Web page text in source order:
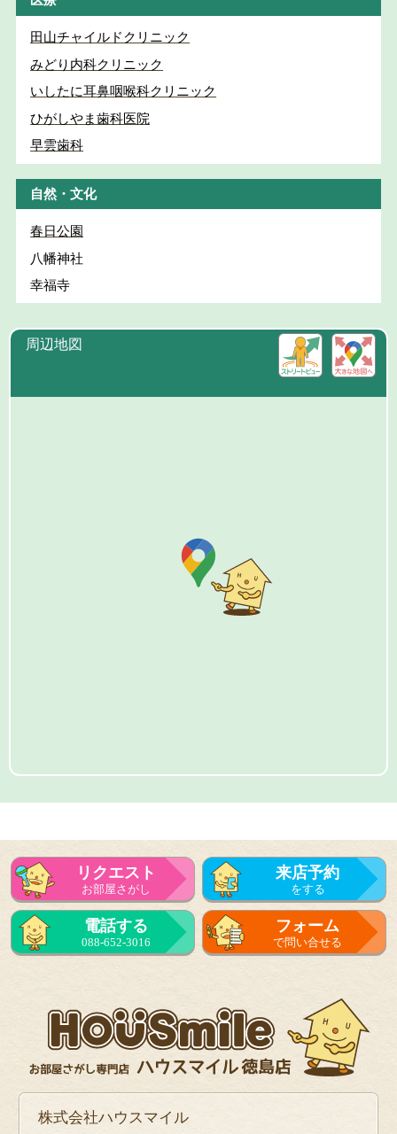
田山チャイルドクリニック
みどり内科クリニック
いしたに耳鼻咽喉科クリニック
ひがしやま歯科医院
早雲歯科
自然・文化
春日公園
八幡神社
幸福寺
周辺地図
リクエスト
お部屋さがし
来店予約
をする
電話する
088-652-3016
フォーム
で問い合せる
株式会社ハウスマイル